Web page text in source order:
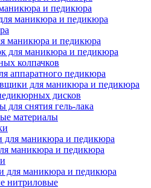
и педикюра
маникюра и педикюра
маникюра и педикюра
для маникюра и педикюра
колпачков
аппаратного педикюра
для маникюра и педикюра
дисков
для снятия гель-лака
материалы
для маникюра и педикюра
маникюра и педикюра
для маникюра и педикюра
нитриловые